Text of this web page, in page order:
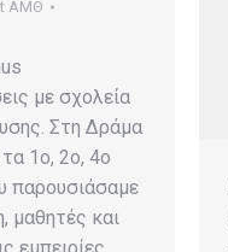
ΑΜΘ
με σχολεία
Στη Δράμα
1ο, 2ο, 4ο
παρουσιάσαμε
μαθητές και